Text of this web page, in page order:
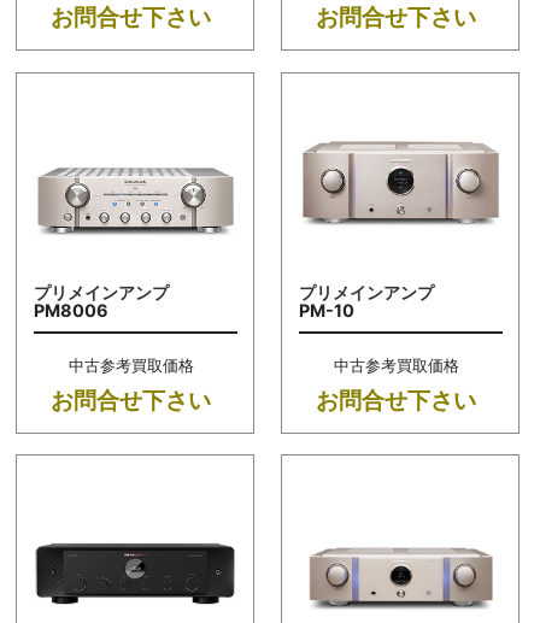
お問合せ下さい お問合せ下さい
プリメインアンプ
PM8006
中古参考買取価格
お問合せ下さい
プリメインアンプ
PM-10
中古参考買取価格
お問合せ下さい